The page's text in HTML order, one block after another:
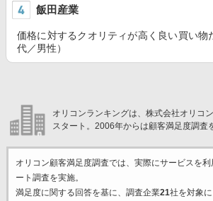
飯田産業
価格に対するクオリティが高く良い買い物
代／男性）
オリコンランキングは、株式会社オリコ
スタート。2006年からは顧客満足度調査
オリコン顧客満足度調査では、実際にサービスを利
ート調査を実施。
満足度に関する回答を基に、調査企業21社を対象に